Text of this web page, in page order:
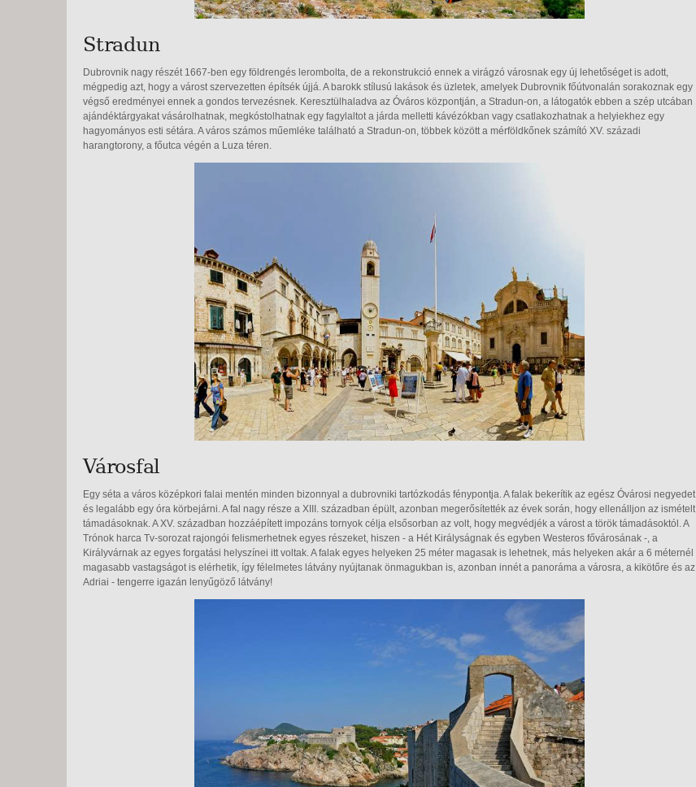
Stradun
Dubrovnik nagy részét 1667-ben egy földrengés lerombolta, de a rekonstrukció ennek a virágzó városnak egy új lehetőséget is adott,
mégpedig azt, hogy a várost szervezetten építsék újjá. A barokk stílusú lakások és üzletek, amelyek Dubrovnik főútvonalán sorakoznak egy
végső eredményei ennek a gondos tervezésnek. Keresztülhaladva az Óváros központján, a Stradun-on, a látogatók ebben a szép utcában
ajándéktárgyakat vásárolhatnak, megkóstolhatnak egy fagylaltot a járda melletti kávézókban vagy csatlakozhatnak a helyiekhez egy
hagyományos esti sétára. A város számos műemléke található a Stradun-on, többek között a mérföldkőnek számító XV. századi
harangtorony, a főutca végén a Luza téren.
Városfal
Egy séta a város középkori falai mentén minden bizonnyal a dubrovniki tartózkodás fénypontja. A falak bekerítik az egész Óvárosi negyedet
és legalább egy óra körbejárni. A fal nagy része a XIII. században épült, azonban megerősítették az évek során, hogy ellenálljon az ismételt
támadásoknak. A XV. században hozzáépített impozáns tornyok célja elsősorban az volt, hogy megvédjék a várost a török támadásoktól. A
Trónok harca Tv-sorozat rajongói felismerhetnek egyes részeket, hiszen - a Hét Királyságnak és egyben Westeros fővárosának -, a
Királyvárnak az egyes forgatási helyszínei itt voltak. A falak egyes helyeken 25 méter magasak is lehetnek, más helyeken akár a 6 méternél
magasabb vastagságot is elérhetik, így félelmetes látvány nyújtanak önmagukban is, azonban innét a panoráma a városra, a kikötőre és az
Adriai - tengerre igazán lenyűgöző látvány!